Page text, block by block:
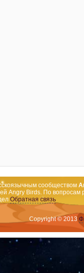
сообществом
Angry Birds. По вопросам
Обратная связь
Copyright © 2013